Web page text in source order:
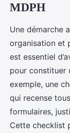
MDPH
Une démarche
organisation et
est essentiel
pour constituer
exemple, une
qui recense
formulaires,
Cette checklist